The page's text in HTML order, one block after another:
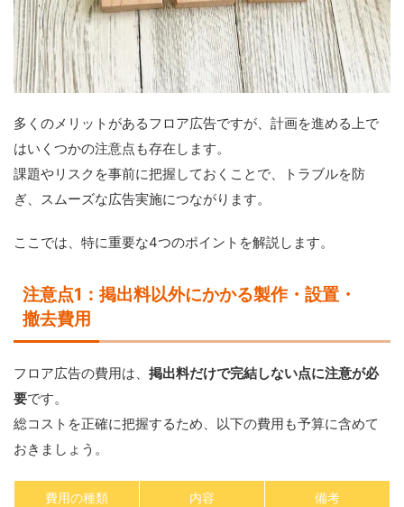
多くのメリットがあるフロア広告ですが、計画を進める上で
はいくつかの注意点も存在します。
課題やリスクを事前に把握しておくことで、トラブルを防
ぎ、スムーズな広告実施につながります。
ここでは、特に重要な4つのポイントを解説します。
注意点1：掲出料以外にかかる製作・設置・
撤去費用
フロア広告の費用は、 掲出料だけで完結しない点に注意が必
要です。
総コストを正確に把握するため、以下の費用も予算に含めて
おきましょう。
費用の種類 内容 備考